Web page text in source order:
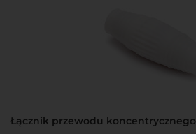
Łącznik przewodu koncentrycznego